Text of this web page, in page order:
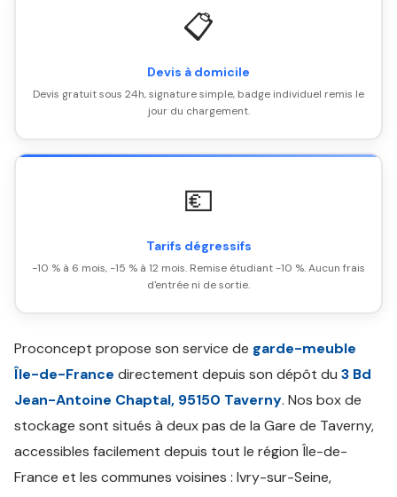
📋
Devis à domicile
Devis gratuit sous 24h, signature simple, badge individuel remis le
jour du chargement.
💶
Tarifs dégressifs
-10 % à 6 mois, -15 % à 12 mois. Remise étudiant -10 %. Aucun frais
d'entrée ni de sortie.
Proconcept propose son service de garde-meuble
Île-de-France directement depuis son dépôt du 3 Bd
Jean-Antoine Chaptal, 95150 Taverny. Nos box de
stockage sont situés à deux pas de la Gare de Taverny,
accessibles facilement depuis tout le région Île-de-
France et les communes voisines : Ivry-sur-Seine,